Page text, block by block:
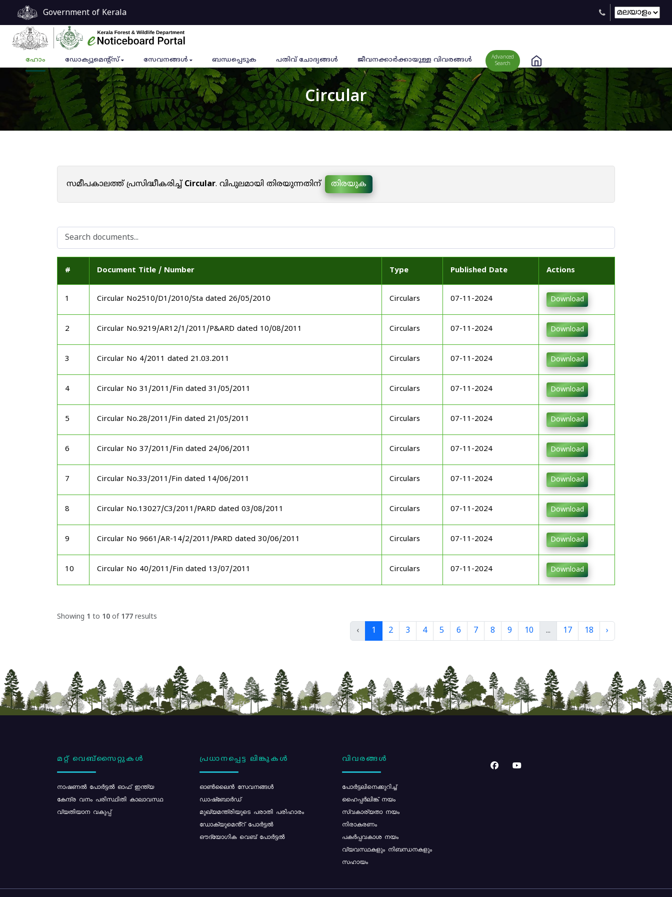
Government of Kerala
ഹോം ഡോക്യുമെൻ്റ്സ് സേവനങ്ങൾ ബന്ധപ്പെടുക പതിവ് ചോദ്യങ്ങൾ ജീവനക്കാര്‍ക്കായുള്ള വിവരങ്ങള്‍
Advanced
Search
Circular
സമീപകാലത്ത് പ്രസിദ്ധീകരിച്ച്Circular. വിപുലമായി തിരയുന്നതിന് തിരയുക
# Document Title / Number Type Published Date Actions
1 Circular No2510/D1/2010/Sta dated 26/05/2010 Circulars 07-11-2024 Download
2 Circular No.9219/AR12/1/2011/P&ARD dated 10/08/2011 Circulars 07-11-2024 Download
3 Circular No 4/2011 dated 21.03.2011 Circulars 07-11-2024 Download
4 Circular No 31/2011/Fin dated 31/05/2011 Circulars 07-11-2024 Download
5 Circular No.28/2011/Fin dated 21/05/2011 Circulars 07-11-2024 Download
6 Circular No 37/2011/Fin dated 24/06/2011 Circulars 07-11-2024 Download
7 Circular No.33/2011/Fin dated 14/06/2011 Circulars 07-11-2024 Download
8 Circular No.13027/C3/2011/PARD dated 03/08/2011 Circulars 07-11-2024 Download
9 Circular No 9661/AR-14/2/2011/PARD dated 30/06/2011 Circulars 07-11-2024 Download
10 Circular No 40/2011/Fin dated 13/07/2011 Circulars 07-11-2024 Download
Showing 1 to 10 of 177 results
‹ 1 2 3 4 5 6 7 8 9 10 ... 17 18 ›
മറ്റ് വെബ്സൈറ്റുകൾ
നാഷണൽ പോർട്ടൽ ഓഫ് ഇന്ത്യ
കേന്ദ്ര വനം പരിസ്ഥിതി കാലാവസ്ഥ
വ്യതിയാന വകുപ്പ്
പ്രധാനപ്പെട്ട ലിങ്കുകൾ
ഓൺലൈൻ സേവനങ്ങൾ
ഡാഷ്ബോർഡ്
മുഖ്യമന്ത്രിയുടെ പരാതി പരിഹാരം
ഡോക്യുമെൻ്റ് പോർട്ടൽ
ഔദ്യോഗിക വെബ് പോർട്ടൽ
വിവരങ്ങൾ
പോര്‍ട്ടലിനെക്കുറിച്ച്
ഹൈപ്പർലിങ്ക് നയം
സ്വകാര്യതാ നയം
നിരാകരണം
പകർപ്പവകാശ നയം
വ്യവസ്ഥകളും നിബന്ധനകളും
സഹായം